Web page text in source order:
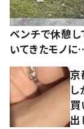
ベンチで休憩
いてきたモノに
京
買
出